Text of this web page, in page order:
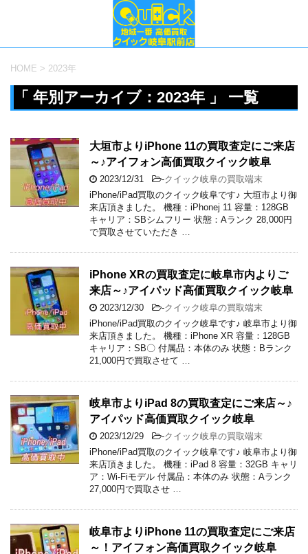
HOME > 2023年
「 年別アーカイブ：2023年 」 一覧
大垣市よりiPhone 11の買取査定にご来店
～♪アイフォン高価買取クイック岐阜
2023/12/31 -クイック岐阜の買取端末
iPhone/iPad買取のクイック岐阜です♪ 大垣市より御
来店頂きました。 機種：iPhonej 11 容量：128GB
キャリア：SBシムフリー 状態：Aランク 28,000円
で買取させていただき …
iPhone XRの買取査定に岐阜市内よりご
来店～♪アイパッド高価買取クイック岐阜
2023/12/30 -クイック岐阜の買取端末
iPhone/iPad買取のクイック岐阜です♪ 岐阜市より御
来店頂きました。 機種：iPhone XR 容量：128GB
キャリア：SB〇 付属品：本体のみ 状態：Bランク
21,000円で買取させて …
岐阜市よりiPad 8の買取査定にご来店～♪
アイパッド高価買取クイック岐阜
2023/12/29 -クイック岐阜の買取端末
iPhone/iPad買取のクイック岐阜です♪ 岐阜市より御
来店頂きました。 機種：iPad 8 容量：32GB キャリ
ア：Wi-Fiモデル 付属品：本体のみ 状態：Aランク
27,000円で買取させ …
岐阜市よりiPhone 11の買取査定にご来店
～！アイフォン高価買取クイック岐阜